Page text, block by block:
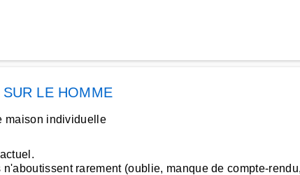
LE HOMME
maison individuelle
rarement (oublie, manque de compte-